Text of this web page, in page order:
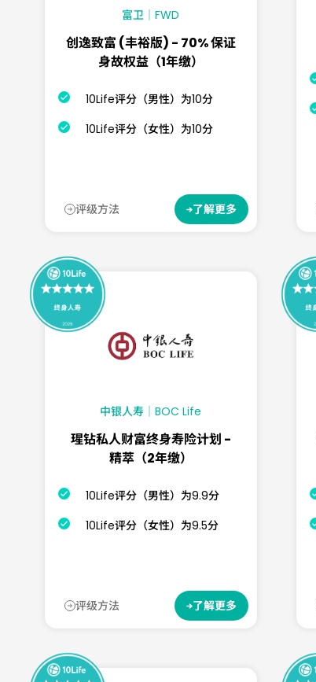
富卫｜FWD
创逸致富 (丰裕版) - 70% 保证
身故权益（1年缴）
10Life评分（男性）为10分
10Life评分（女性）为10分
评级方法 了解更多
中银人寿｜BOC Life
瑆钻私人财富终身寿险计划 -
精萃（2年缴）
10Life评分（男性）为9.9分
10Life评分（女性）为9.5分
评级方法 了解更多